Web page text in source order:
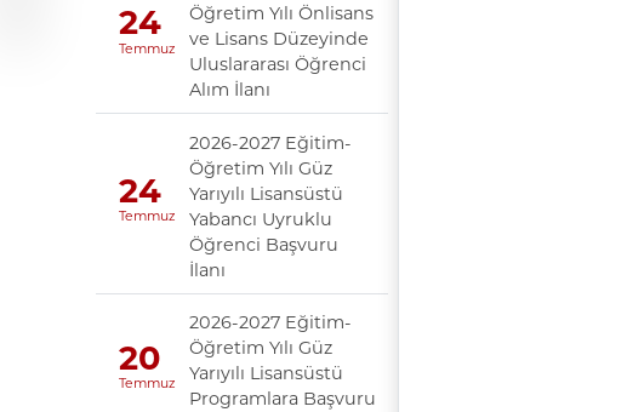
24
Temmuz
Öğretim Yılı Önlisans
ve Lisans Düzeyinde
Uluslararası Öğrenci
Alım İlanı
24
Temmuz
2026-2027 Eğitim-
Öğretim Yılı Güz
Yarıyılı Lisansüstü
Yabancı Uyruklu
Öğrenci Başvuru
İlanı
20
Temmuz
2026-2027 Eğitim-
Öğretim Yılı Güz
Yarıyılı Lisansüstü
Programlara Başvuru